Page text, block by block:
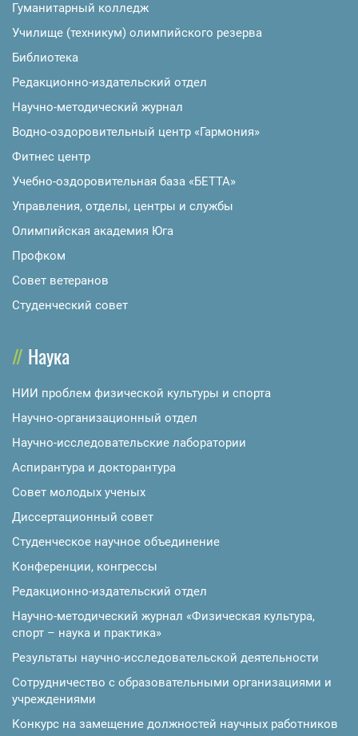
Гуманитарный колледж
Училище (техникум) олимпийского резерва
Библиотека
Редакционно-издательский отдел
Научно-методический журнал
Водно-оздоровительный центр «Гармония»
Фитнес центр
Учебно-оздоровительная база «БЕТТА»
Управления, отделы, центры и службы
Олимпийская академия Юга
Профком
Совет ветеранов
Студенческий совет
Наука
НИИ проблем физической культуры и спорта
Научно-организационный отдел
Научно-исследовательские лаборатории
Аспирантура и докторантура
Совет молодых ученых
Диссертационный совет
Студенческое научное объединение
Конференции, конгрессы
Редакционно-издательский отдел
Научно-методический журнал «Физическая культура,
спорт – наука и практика»
Результаты научно-исследовательской деятельности
Сотрудничество с образовательными организациями и
учреждениями
Конкурс на замещение должностей научных работников